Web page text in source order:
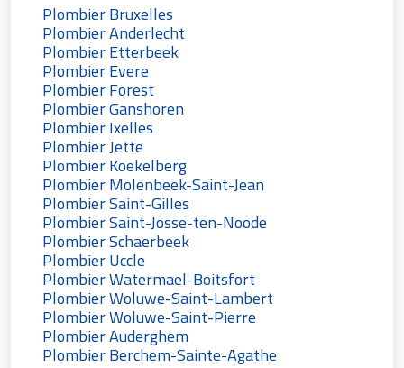
Plombier Bruxelles
Plombier Anderlecht
Plombier Etterbeek
Plombier Evere
Plombier Forest
Plombier Ganshoren
Plombier Ixelles
Plombier Jette
Plombier Koekelberg
Plombier Molenbeek-Saint-Jean
Plombier Saint-Gilles
Plombier Saint-Josse-ten-Noode
Plombier Schaerbeek
Plombier Uccle
Plombier Watermael-Boitsfort
Plombier Woluwe-Saint-Lambert
Plombier Woluwe-Saint-Pierre
Plombier Auderghem
Plombier Berchem-Sainte-Agathe